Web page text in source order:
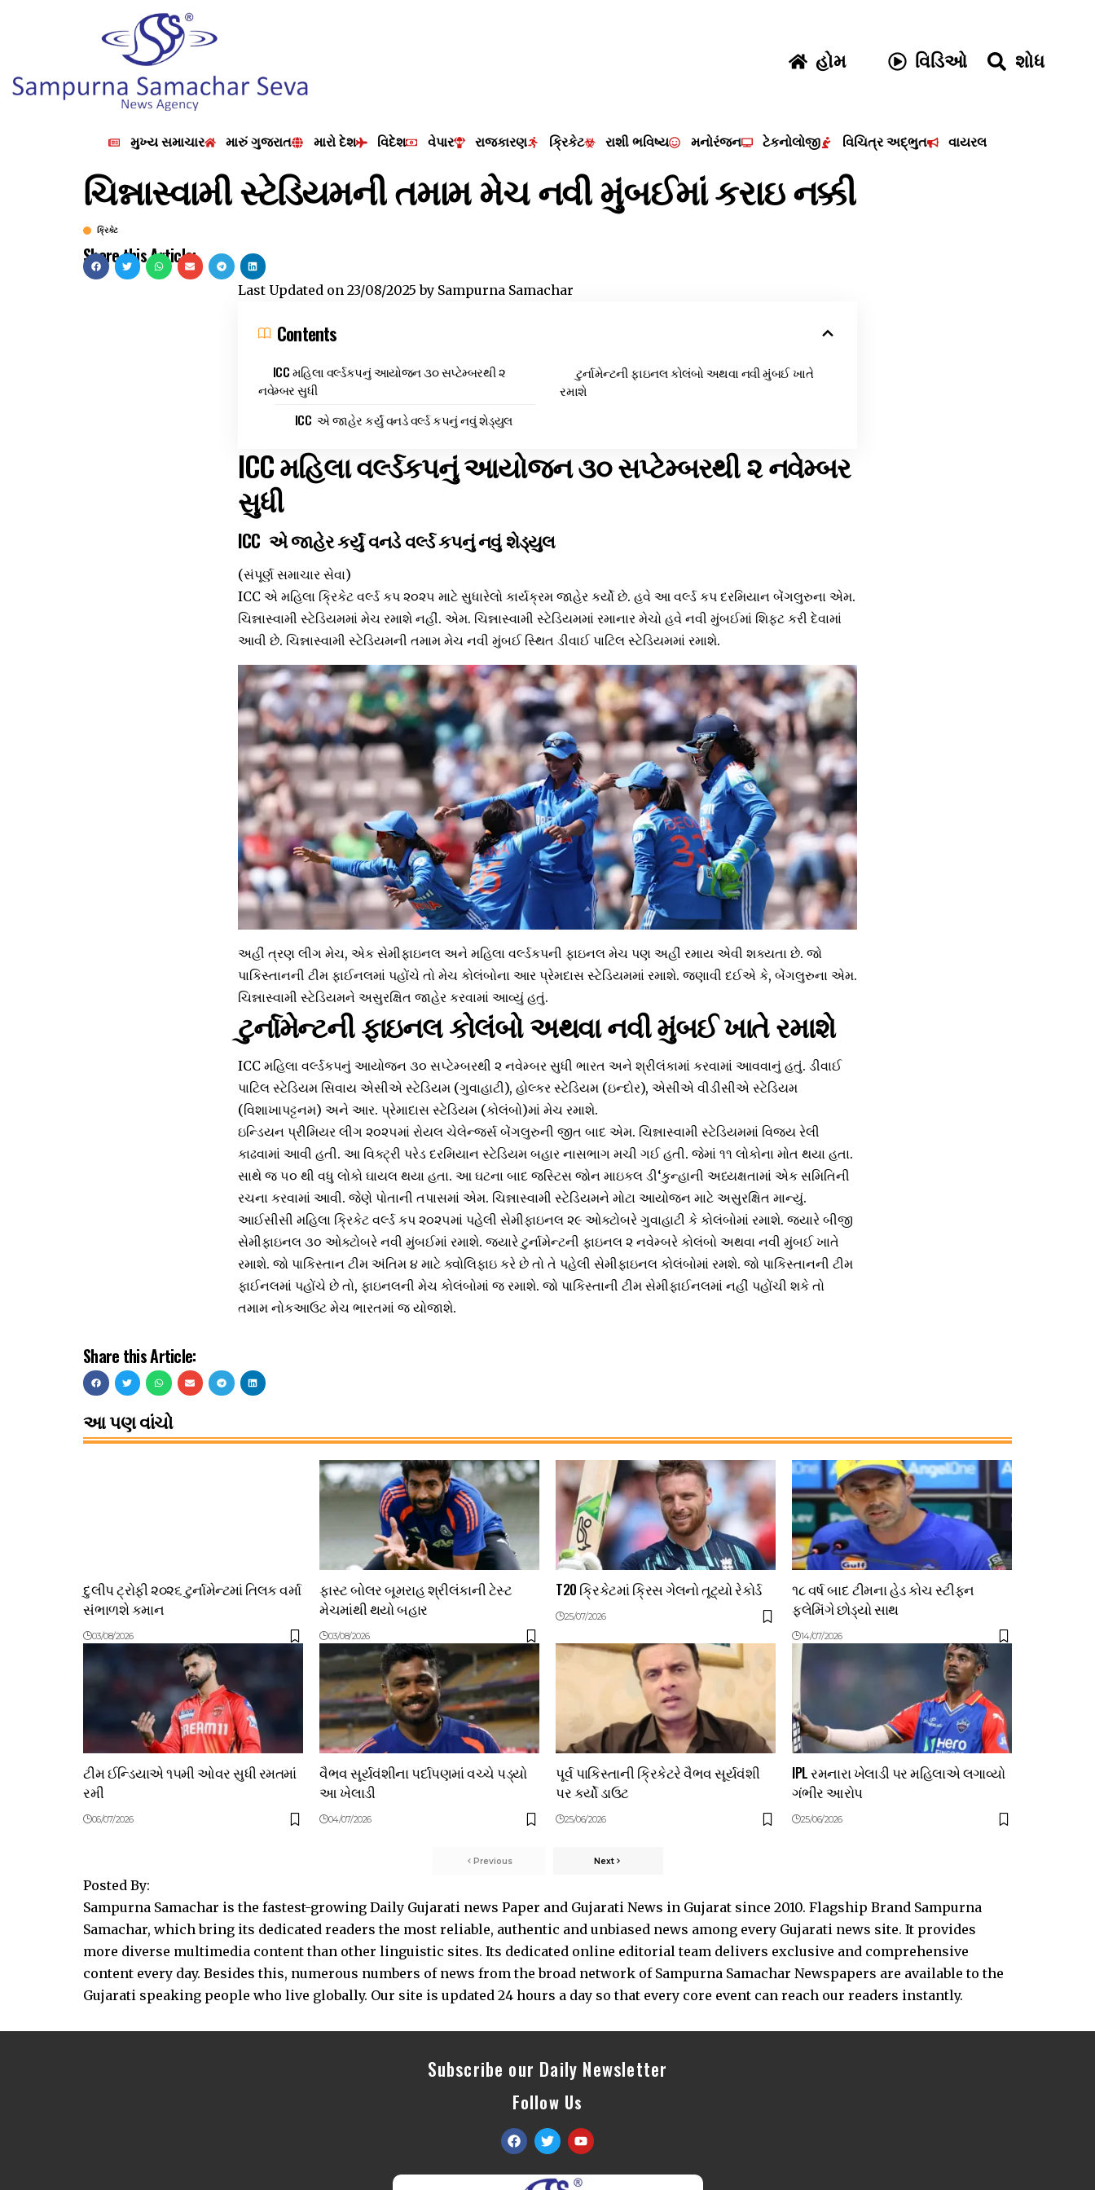
હોમ વિડિઓ શોધ
મુખ્ય સમાચાર મારું ગુજરાત મારો દેશ વિદેશ વેપાર રાજકારણ ક્રિકેટ રાશી ભવિષ્ય મનોરંજન ટેકનોલોજી વિચિત્ર અદ્ભુત વાયરલ
ચિન્નાસ્વામી સ્ટેડિયમની તમામ મેચ નવી મુંબઈમાં કરાઇ નક્કી
ક્રિકેટ
Share this Article:
Last Updated on 23/08/2025 by Sampurna Samachar
Contents
ICC મહિલા વર્લ્ડકપનું આયોજન ૩૦ સપ્ટેમ્બરથી ૨
નવેમ્બર સુધી
ICC એ જાહેર કર્યું વનડે વર્લ્ડ કપનું નવું શેડ્યુલ
ટુર્નામેન્ટની ફાઇનલ કોલંબો અથવા નવી મુંબઈ ખાતે
રમાશે
ICC મહિલા વર્લ્ડકપનું આયોજન ૩૦ સપ્ટેમ્બરથી ૨ નવેમ્બર
સુધી
ICC એ જાહેર કર્યું વનડે વર્લ્ડ કપનું નવું શેડ્યુલ
(સંપૂર્ણ સમાચાર સેવા)
ICC એ મહિલા ક્રિકેટ વર્લ્ડ કપ ૨૦૨૫ માટે સુધારેલો કાર્યક્રમ જાહેર કર્યો છે. હવે આ વર્લ્ડ કપ દરમિયાન બેંગલુરુના એમ.
ચિન્નાસ્વામી સ્ટેડિયમમાં મેચ રમાશે નહીં. એમ. ચિન્નાસ્વામી સ્ટેડિયમમાં રમાનાર મેચો હવે નવી મુંબઈમાં શિફ્ટ કરી દેવામાં
આવી છે. ચિન્નાસ્વામી સ્ટેડિયમની તમામ મેચ નવી મુંબઈ સ્થિત ડીવાઈ પાટિલ સ્ટેડિયમમાં રમાશે.
અહીં ત્રણ લીગ મેચ, એક સેમીફાઇનલ અને મહિલા વર્લ્ડકપની ફાઇનલ મેચ પણ અહીં રમાય એવી શક્યતા છે. જો
પાકિસ્તાનની ટીમ ફાઈનલમાં પહોંચે તો મેચ કોલંબોના આર પ્રેમદાસ સ્ટેડિયમમાં રમાશે. જણાવી દઈએ કે, બેંગલુરુના એમ.
ચિન્નાસ્વામી સ્ટેડિયમને અસુરક્ષિત જાહેર કરવામાં આવ્યું હતું.
ટુર્નામેન્ટની ફાઇનલ કોલંબો અથવા નવી મુંબઈ ખાતે રમાશે
ICC મહિલા વર્લ્ડકપનું આયોજન ૩૦ સપ્ટેમ્બરથી ૨ નવેમ્બર સુધી ભારત અને શ્રીલંકામાં કરવામાં આવવાનું હતું. ડીવાઈ
પાટિલ સ્ટેડિયમ સિવાય એસીએ સ્ટેડિયમ (ગુવાહાટી), હોલ્કર સ્ટેડિયમ (ઇન્દોર), એસીએ વીડીસીએ સ્ટેડિયમ
(વિશાખાપટ્ટનમ) અને આર. પ્રેમાદાસ સ્ટેડિયમ (કોલંબો)માં મેચ રમાશે.
ઇન્ડિયન પ્રીમિયર લીગ ૨૦૨૫માં રોયલ ચેલેન્જર્સ બેંગલુરુની જીત બાદ એમ. ચિન્નાસ્વામી સ્ટેડિયમમાં વિજય રેલી
કાઢવામાં આવી હતી. આ વિક્ટ્રી પરેડ દરમિયાન સ્ટેડિયમ બહાર નાસભાગ મચી ગઈ હતી. જેમાં ૧૧ લોકોના મોત થયા હતા.
સાથે જ ૫૦ થી વધુ લોકો ઘાયલ થયા હતા. આ ઘટના બાદ જસ્ટિસ જોન માઇકલ ડી‘કુન્હાની અધ્યક્ષતામાં એક સમિતિની
રચના કરવામાં આવી. જેણે પોતાની તપાસમાં એમ. ચિન્નાસ્વામી સ્ટેડિયમને મોટા આયોજન માટે અસુરક્ષિત માન્યું.
આઈસીસી મહિલા ક્રિકેટ વર્લ્ડ કપ ૨૦૨૫માં પહેલી સેમીફાઇનલ ૨૯ ઓક્ટોબરે ગુવાહાટી કે કોલંબોમાં રમાશે. જ્યારે બીજી
સેમીફાઇનલ ૩૦ ઓક્ટોબરે નવી મુંબઈમાં રમાશે. જ્યારે ટુર્નામેન્ટની ફાઇનલ ૨ નવેમ્બરે કોલંબો અથવા નવી મુંબઈ ખાતે
રમાશે. જો પાકિસ્તાન ટીમ અંતિમ ૪ માટે ક્વોલિફાઇ કરે છે તો તે પહેલી સેમીફાઇનલ કોલંબોમાં રમશે. જો પાકિસ્તાનની ટીમ
ફાઈનલમાં પહોંચે છે તો, ફાઇનલની મેચ કોલંબોમાં જ રમાશે. જો પાકિસ્તાની ટીમ સેમીફાઈનલમાં નહીં પહોંચી શકે તો
તમામ નોકઆઉટ મેચ ભારતમાં જ યોજાશે.
Share this Article:
આ પણ વાંચો
દુલીપ ટ્રોફી ૨૦૨૬ ટુર્નામેન્ટમાં તિલક વર્મા
સંભાળશે કમાન
03/08/2026
ફાસ્ટ બોલર બૂમરાહ શ્રીલંકાની ટેસ્ટ
મેચમાંથી થયો બહાર
03/08/2026
T20 ક્રિકેટમાં ક્રિસ ગેલનો તૂટ્યો રેકોર્ડ
25/07/2026
૧૮ વર્ષ બાદ ટીમના હેડ કોચ સ્ટીફન
ફ્લેમિંગે છોડ્યો સાથ
14/07/2026
ટીમ ઈન્ડિયાએ ૧૫મી ઓવર સુધી રમતમાં
રમી
06/07/2026
વૈભવ સૂર્યવંશીના પર્દાપણમાં વચ્ચે પડ્યો
આ ખેલાડી
04/07/2026
પૂર્વ પાકિસ્તાની ક્રિકેટરે વૈભવ સૂર્યવંશી
પર કર્યો ડાઉટ
25/06/2026
IPL રમનારા ખેલાડી પર મહિલાએ લગાવ્યો
ગંભીર આરોપ
25/06/2026
Previous Next
Posted By:
Sampurna Samachar is the fastest-growing Daily Gujarati news Paper and Gujarati News in Gujarat since 2010. Flagship Brand Sampurna
Samachar, which bring its dedicated readers the most reliable, authentic and unbiased news among every Gujarati news site. It provides
more diverse multimedia content than other linguistic sites. Its dedicated online editorial team delivers exclusive and comprehensive
content every day. Besides this, numerous numbers of news from the broad network of Sampurna Samachar Newspapers are available to the
Gujarati speaking people who live globally. Our site is updated 24 hours a day so that every core event can reach our readers instantly.
Subscribe our Daily Newsletter
Follow Us